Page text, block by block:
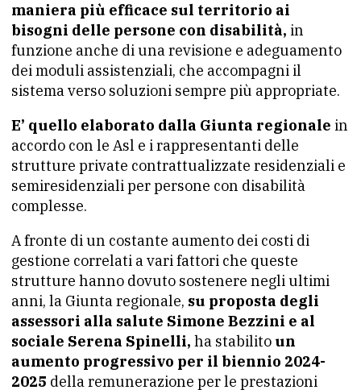
maniera più efficace sul territorio ai
bisogni delle persone con disabilità, in
funzione anche di una revisione e adeguamento
dei moduli assistenziali, che accompagni il
sistema verso soluzioni sempre più appropriate.
E’ quello elaborato dalla Giunta regionale in
accordo con le Asl e i rappresentanti delle
strutture private contrattualizzate residenziali e
semiresidenziali per persone con disabilità
complesse.
A fronte di un costante aumento dei costi di
gestione correlati a vari fattori che queste
strutture hanno dovuto sostenere negli ultimi
anni, la Giunta regionale, su proposta degli
assessori alla salute Simone Bezzini e al
sociale Serena Spinelli, ha stabilito un
aumento progressivo per il biennio 2024-
2025 della remunerazione per le prestazioni